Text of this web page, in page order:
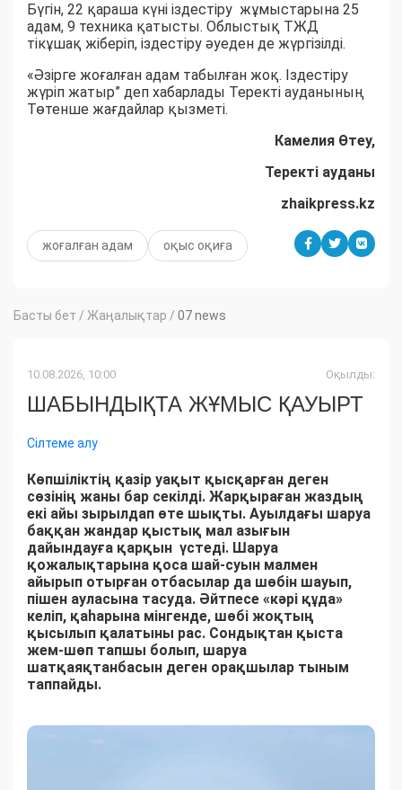
Бүгін, 22 қараша күні іздестіру жұмыстарына 25
адам, 9 техника қатысты. Облыстық ТЖД
тікұшақ жіберіп, іздестіру әуеден де жүргізілді.
«Әзірге жоғалған адам табылған жоқ. Іздестіру
жүріп жатыр” деп хабарлады Теректі ауданының
Төтенше жағдайлар қызметі.
Камелия Өтеу,
Теректі ауданы
zhaikpress.kz
жоғалған адам оқыс оқиға
Басты бет / Жаңалықтар / 07 news
10.08.2026, 10:00 Оқылды:
ШАБЫНДЫҚТА ЖҰМЫС ҚАУЫРТ
Сілтеме алу
Көпшіліктің қазір уақыт қысқарған деген
сөзінің жаны бар секілді. Жарқыраған жаздың
екі айы зырылдап өте шықты. Ауылдағы шаруа
баққан жандар қыстық мал азығын
дайындауға қарқын үстеді. Шаруа
қожалықтарына қоса шай-суын малмен
айырып отырған отбасылар да шөбін шауып,
пішен ауласына тасуда. Әйтпесе «кәрі құда»
келіп, қаһарына мінгенде, шөбі жоқтың
қысылып қалатыны рас. Сондықтан қыста
жем-шөп тапшы болып, шаруа
шатқаяқтанбасын деген орақшылар тыным
таппайды.